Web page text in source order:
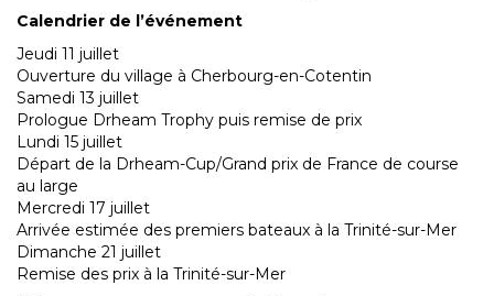
Calendrier de l’événement
Jeudi 11 juillet
Ouverture du village à Cherbourg-en-Cotentin
Samedi 13 juillet
Prologue Drheam Trophy puis remise de prix
Lundi 15 juillet
Départ de la Drheam-Cup/Grand prix de France de course
au large
Mercredi 17 juillet
Arrivée estimée des premiers bateaux à la Trinité-sur-Mer
Dimanche 21 juillet
Remise des prix à la Trinité-sur-Mer